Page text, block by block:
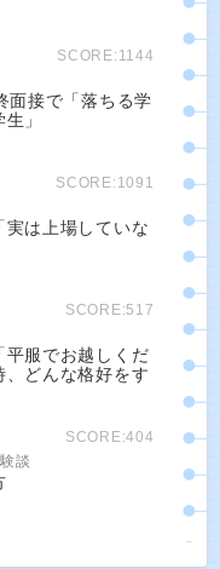
SCORE:1144
面接で「落ちる学
」
SCORE:1091
実は上場していな
SCORE:517
平服でお越しくだ
、どんな格好をす
SCORE:404
談